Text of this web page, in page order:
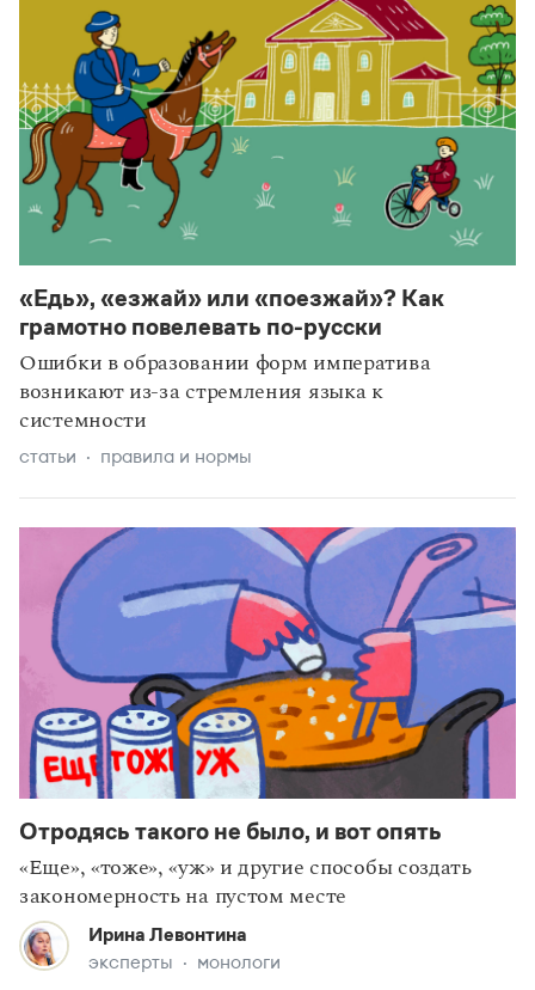
«Едь», «езжай» или «поезжай»? Как
грамотно повелевать по-русски
Ошибки в образовании форм императива
возникают из-за стремления языка к
системности
статьи правила и нормы
Отродясь такого не было, и вот опять
«Еще», «тоже», «уж» и другие способы создать
закономерность на пустом месте
Ирина Левонтина
эксперты монологи